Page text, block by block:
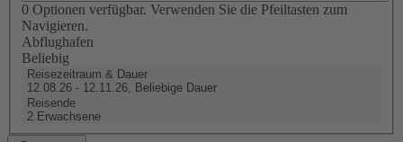
0 Optionen verfügbar. Verwenden Sie die Pfeiltasten zum
Navigieren.
Abflughafen
Beliebig
Reisezeitraum & Dauer
12.08.26 - 12.11.26, Beliebige Dauer
Reisende
2 Erwachsene